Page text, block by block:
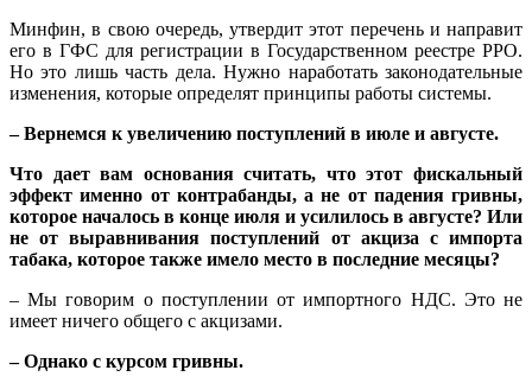
Минфин, в свою очередь, утвердит этот перечень и направит
его в ГФС для регистрации в Государственном реестре РРО.
Но это лишь часть дела. Нужно наработать законодательные
изменения, которые определят принципы работы системы.
– Вернемся к увеличению поступлений в июле и августе.
Что дает вам основания считать, что этот фискальный
эффект именно от контрабанды, а не от падения гривны,
которое началось в конце июля и усилилось в августе? Или
не от выравнивания поступлений от акциза с импорта
табака, которое также имело место в последние месяцы?
– Мы говорим о поступлении от импортного НДС. Это не
имеет ничего общего с акцизами.
– Однако с курсом гривны.